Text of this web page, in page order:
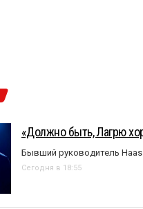
«Должно быть, Лагрю
Бывший руководитель
Сегодня в 18:55